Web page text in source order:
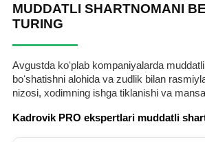
MUDDATLI SHARTNOMANI
TURING
Avgustda koʻplab kompaniyalarda
boʻshatishni alohida va zudlik bilan
nizosi, хodimning ishga tiklanishi va
Kadrovik PRO ekspertlari muddatli